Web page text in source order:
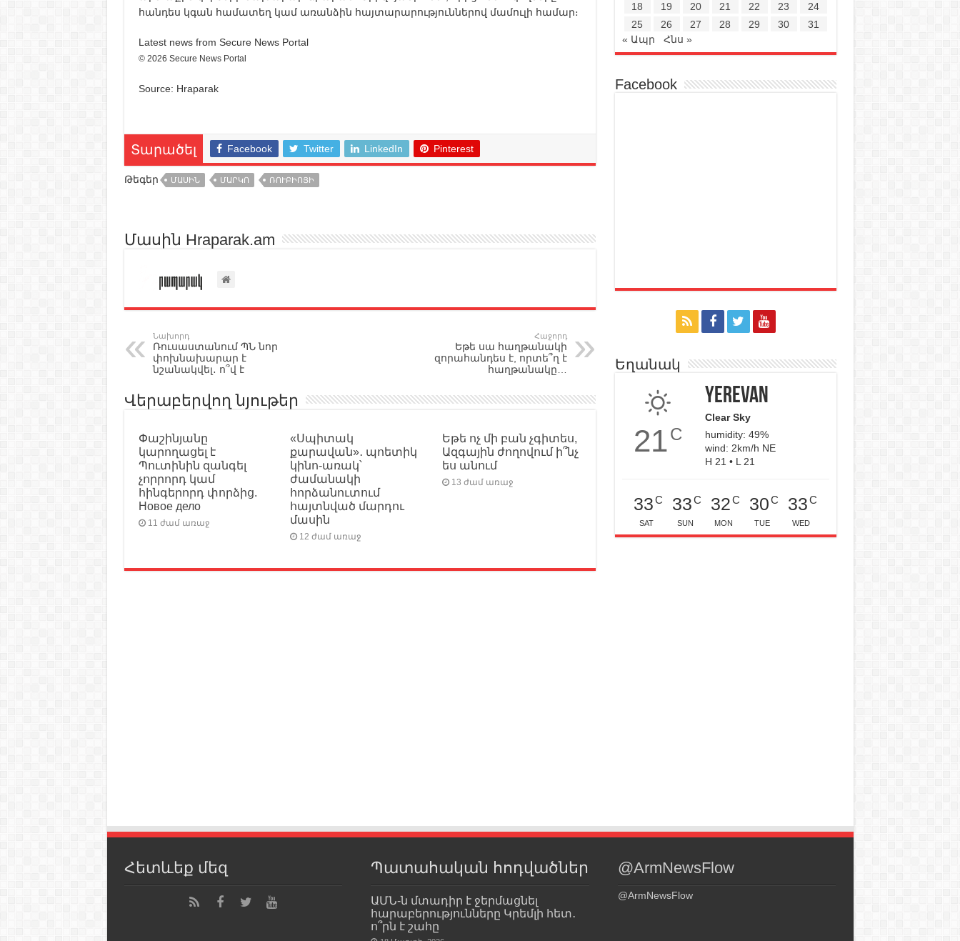
հանդես կգան համատեղ կամ առանձին հայտարարություններով մամուլի համար։
Latest news from Secure News Portal
© 2026 Secure News Portal
Source: Hraparak
Տարածել Facebook Twitter LinkedIn Pinterest
Թեգեր ՄԱՍԻՆ ՄԱՐԿՈ ՌՈՒԲԻՈՅԻ
Մասին Hraparak.am
Նախորդ
Ռուսաստանում ՊՆ նոր
փոխնախարար է
նշանակվել․ ո՞վ է
Հաջորդ
Եթե սա հաղթանակի
զորահանդես է, որտե՞ղ է
հաղթանակը…
Վերաբերվող նյութեր
Փաշինյանը
կարողացել է
Պուտինին զանգել
չորրորդ կամ
հինգերորդ փորձից.
Новое дело
11 ժամ առաջ
«Սպիտակ
քարավան»․ պոետիկ
կինո-առակ՝
ժամանակի
հորձանուտում
հայտնված մարդու
մասին
12 ժամ առաջ
Եթե ոչ մի բան չգիտես,
Ազգային ժողովում ի՞նչ
ես անում
13 ժամ առաջ
18
19 20 21 22 23
24
25
26 27 28 29 30
31
« Ապր
Հնս »
Facebook
Եղանակ
21C
Yerevan
Clear Sky
humidity: 49%
wind: 2km/h NE
H 21 • L 21
33C
SAT
33C
SUN
32C
MON
30C
TUE
33C
WED
Հետևեք մեզ Պատահական հոդվածներ
ԱՄՆ-ն մտադիր է ջերմացնել
հարաբերությունները Կրեմլի հետ․
ո՞րն է շահը
@ArmNewsFlow
@ArmNewsFlow